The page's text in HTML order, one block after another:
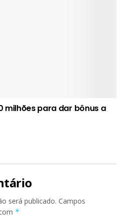
milhões para dar bônus a
será publicado. Campos
*